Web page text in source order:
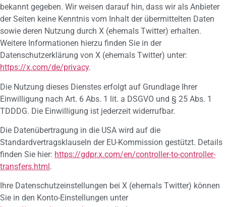
bekannt gegeben. Wir weisen darauf hin, dass wir als Anbieter
der Seiten keine Kenntnis vom Inhalt der übermittelten Daten
sowie deren Nutzung durch X (ehemals Twitter) erhalten.
Weitere Informationen hierzu finden Sie in der
Datenschutzerklärung von X (ehemals Twitter) unter:
https://x.com/de/privacy.
Die Nutzung dieses Dienstes erfolgt auf Grundlage Ihrer
Einwilligung nach Art. 6 Abs. 1 lit. a DSGVO und § 25 Abs. 1
TDDDG. Die Einwilligung ist jederzeit widerrufbar.
Die Datenübertragung in die USA wird auf die
Standardvertragsklauseln der EU-Kommission gestützt. Details
finden Sie hier: https://gdpr.x.com/en/controller-to-controller-
transfers.html.
Ihre Datenschutzeinstellungen bei X (ehemals Twitter) können
Sie in den Konto-Einstellungen unter